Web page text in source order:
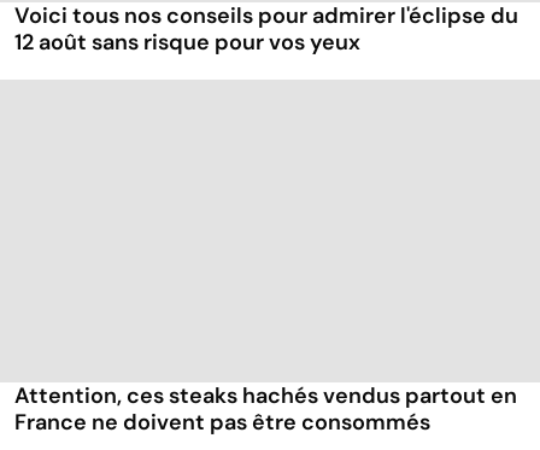
Voici tous nos conseils pour admirer l'éclipse du
12 août sans risque pour vos yeux
Attention, ces steaks hachés vendus partout en
France ne doivent pas être consommés